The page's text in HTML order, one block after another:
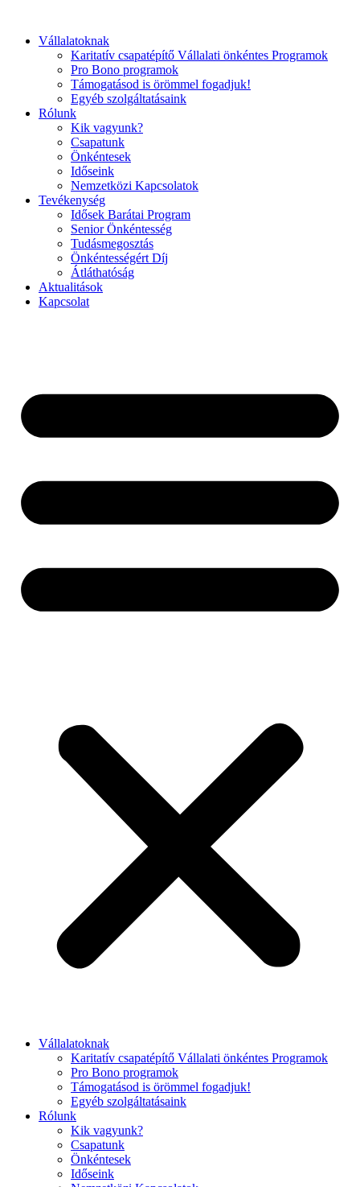
tartalomhozVállalatoknak
Karitatív csapatépítő Vállalati önkéntes Programok
Pro Bono programok
Támogatásod is örömmel fogadjuk!
Egyéb szolgáltatásaink
Rólunk
Kik vagyunk?
Csapatunk
Önkéntesek
Időseink
Nemzetközi Kapcsolatok
Tevékenység
Idősek Barátai Program
Senior Önkéntesség
Tudásmegosztás
Önkéntességért Díj
Átláthatóság
Aktualitások
Kapcsolat
Vállalatoknak
Karitatív csapatépítő Vállalati önkéntes Programok
Pro Bono programok
Támogatásod is örömmel fogadjuk!
Egyéb szolgáltatásaink
Rólunk
Kik vagyunk?
Csapatunk
Önkéntesek
Időseink